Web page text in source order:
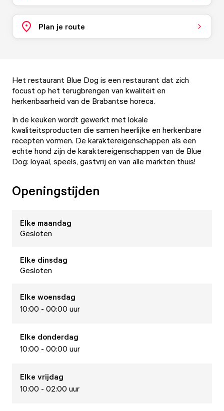
Plan je route
Het restaurant Blue Dog is een restaurant dat zich
focust op het terugbrengen van kwaliteit en
herkenbaarheid van de Brabantse horeca.
In de keuken wordt gewerkt met lokale
kwaliteitsproducten die samen heerlijke en herkenbare
recepten vormen. De karaktereigenschappen als een
echte hond zijn de karaktereigenschappen van de Blue
Dog: loyaal, speels, gastvrij en van alle markten thuis!
Openingstijden
Elke maandag
Gesloten
Elke dinsdag
Gesloten
Elke woensdag
10:00 - 00:00 uur
Elke donderdag
10:00 - 00:00 uur
Elke vrijdag
10:00 - 02:00 uur